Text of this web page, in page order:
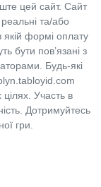
цей сайт. Сайт
та/або
якій формі оплату
бути пов’язані з
Будь-які
Участь в
Дотримуйтесь
гри.